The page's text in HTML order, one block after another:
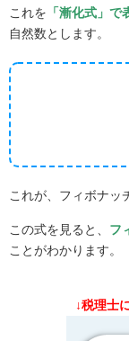
これを 「漸化式」で
自然数とします。
これが、フィボナッ
この式を見ると、 フ
ことがわかります。
↓税理士